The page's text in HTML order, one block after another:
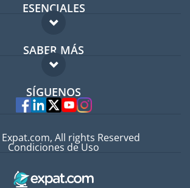
ESENCIALES
Foro para expatriados
Guía para expatriados
Trabajos en el extranjero
SABER MÁS
FAQ
Expertos
SÍGUENOS
All rights Reserved
Condiciones de Uso